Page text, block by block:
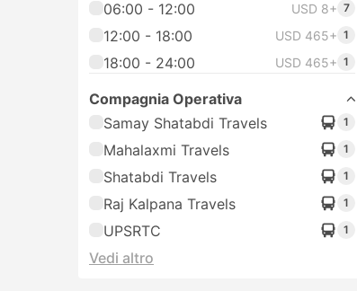
06:00 - 12:00 USD 8+ 7
12:00 - 18:00 USD 465+ 1
18:00 - 24:00 USD 465+ 1
Compagnia Operativa
Samay Shatabdi Travels
1
Mahalaxmi Travels 1
Shatabdi Travels 1
Raj Kalpana Travels 1
UPSRTC 1
Vedi altro